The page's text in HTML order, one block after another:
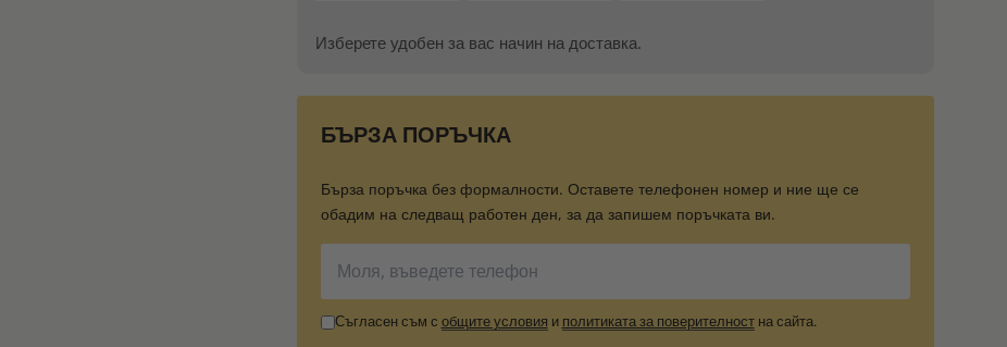
Изберете удобен за вас начин на доставка.
БЪРЗА ПОРЪЧКА
Бърза поръчка без формалности. Оставете телефонен номер и ние ще се
обадим на следващ работен ден, за да запишем поръчката ви.
Съгласен съм с общите условия и политиката за поверителностна сайта.